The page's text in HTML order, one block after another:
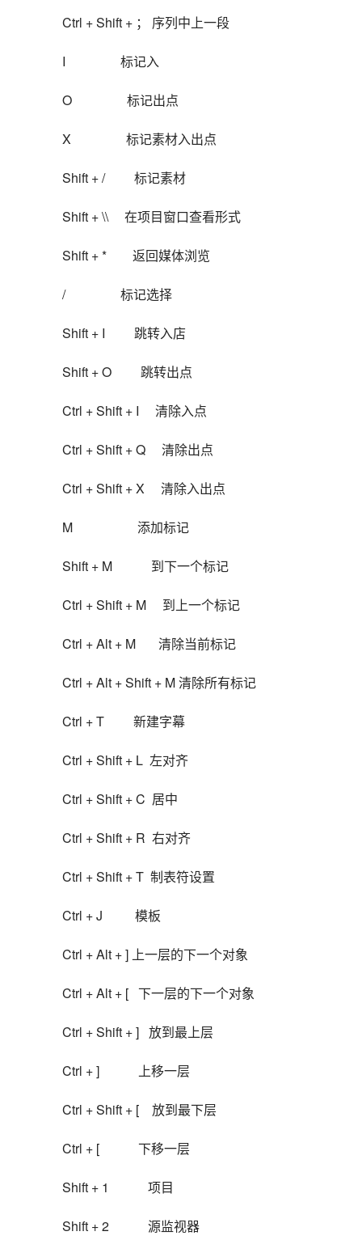
Ctrl + Shift + ； 序列中上一段
I                 标记入
O                 标记出点
X                 标记素材入出点
Shift + /         标记素材
Shift + \\     在项目窗口查看形式
Shift + *        返回媒体浏览
/                 标记选择
Shift + I         跳转入店
Shift + O         跳转出点
Ctrl + Shift + I     清除入点
Ctrl + Shift + Q     清除出点
Ctrl + Shift + X     清除入出点
M                    添加标记
Shift + M            到下一个标记
Ctrl + Shift + M     到上一个标记
Ctrl + Alt + M       清除当前标记
Ctrl + Alt + Shift + M 清除所有标记
Ctrl + T         新建字幕
Ctrl + Shift + L  左对齐
Ctrl + Shift + C  居中
Ctrl + Shift + R  右对齐
Ctrl + Shift + T  制表符设置
Ctrl + J          模板
Ctrl + Alt + ] 上一层的下一个对象
Ctrl + Alt + [   下一层的下一个对象
Ctrl + Shift + ]   放到最上层
Ctrl + ]            上移一层
Ctrl + Shift + [    放到最下层
Ctrl + [            下移一层
Shift + 1            项目
Shift + 2            源监视器